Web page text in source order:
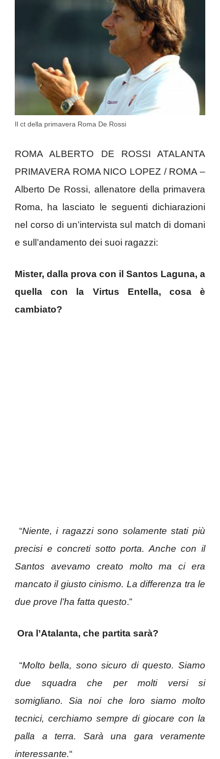
Il ct della primavera Roma De Rossi
ROMA ALBERTO DE ROSSI ATALANTA
PRIMAVERA ROMA NICO LOPEZ / ROMA –
Alberto De Rossi, allenatore della primavera
Roma, ha lasciato le seguenti dichiarazioni
nel corso di un’intervista sul match di domani
e sull’andamento dei suoi ragazzi:
Mister, dalla prova con il Santos Laguna, a
quella con la Virtus Entella, cosa è
cambiato?
“Niente, i ragazzi sono solamente stati più
precisi e concreti sotto porta. Anche con il
Santos avevamo creato molto ma ci era
mancato il giusto cinismo. La differenza tra le
due prove l’ha fatta questo.”
Ora l’Atalanta, che partita sarà?
“Molto bella, sono sicuro di questo. Siamo
due squadra che per molti versi si
somigliano. Sia noi che loro siamo molto
tecnici, cerchiamo sempre di giocare con la
palla a terra. Sarà una gara veramente
interessante.“